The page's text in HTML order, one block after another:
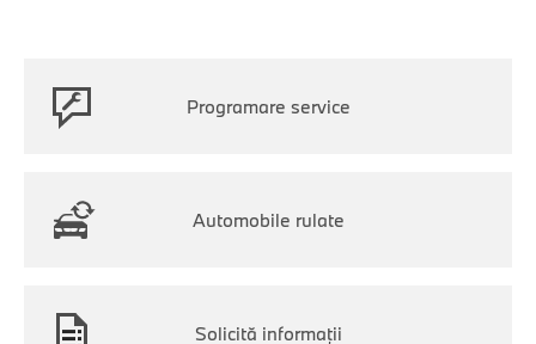
Programare service
Automobile rulate
Solicită informaţii